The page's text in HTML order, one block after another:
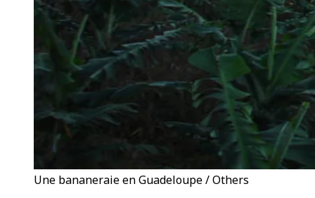
Une bananeraie en Guadeloupe / Others